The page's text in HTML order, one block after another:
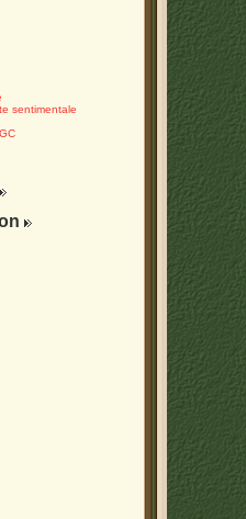
sentimentale